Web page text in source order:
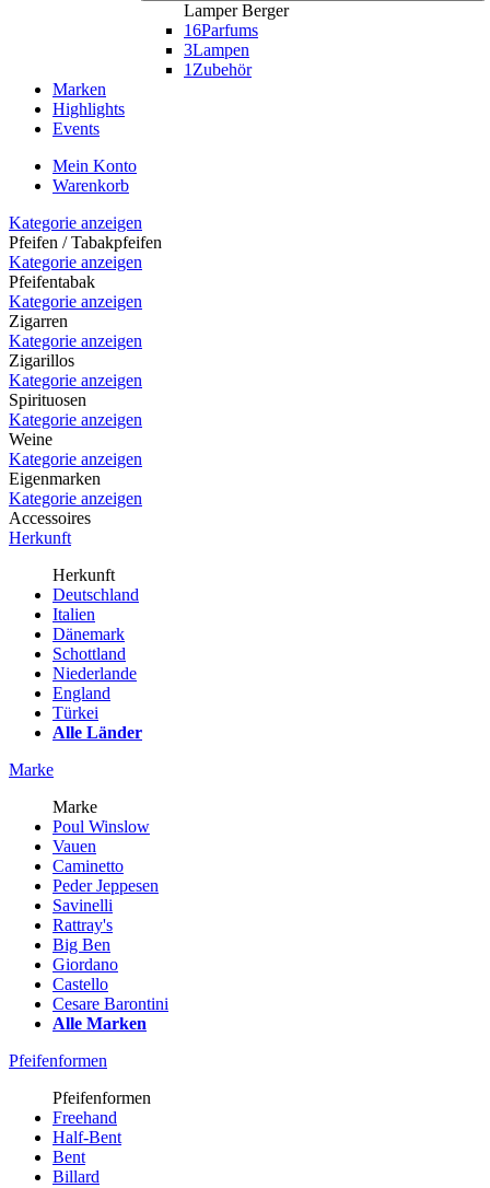
Lamper Berger
16Parfums
3Lampen
1 Zubehör
Marken
Highlights
Events
Mein Konto
Warenkorb
Kategorie anzeigen
Pfeifen / Tabakpfeifen
Kategorie anzeigen
Pfeifentabak
Kategorie anzeigen
Zigarren
Kategorie anzeigen
Zigarillos
Kategorie anzeigen
Spirituosen
Kategorie anzeigen
Weine
Kategorie anzeigen
Eigenmarken
Kategorie anzeigen
Accessoires
Herkunft
Herkunft
Deutschland
Italien
Dänemark
Schottland
Niederlande
England
Türkei
Alle Länder
Marke
Marke
Poul Winslow
Vauen
Caminetto
Peder Jeppesen
Savinelli
Rattray's
Big Ben
Giordano
Castello
Cesare Barontini
Alle Marken
Pfeifenformen
Pfeifenformen
Freehand
Half-Bent
Bent
Billard